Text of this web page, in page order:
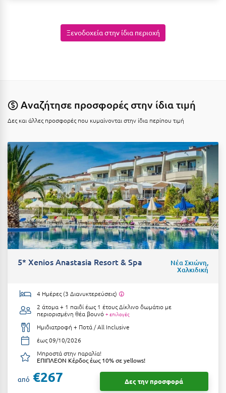
Κόρινθος
Κουρούτα Ηλείας
Κουφονήσια
Κρήτη
Κρουαζιέρες
Κύθηρα
Κυλλήνη
Κύμη Ευβοίας
Κως
Ξενοδοχεία στην ίδια περιοχή
Αναζήτησε προσφορές στην ίδια τιμή
Δες και άλλες προσφορές που κυμαίνονται στην ίδια περίπου τιμή
5* Xenios Anastasia Resort & Spa Νέα Σκιώνη,
Χαλκιδική
4 Ημέρες (3 Διανυκτερεύσεις)
2 άτομα + 1 παιδί έως 1 έτουςΔίκλινο δωμάτιο με
περιορισμένη θέα βουνό + επιλογές
Ημιδιατροφή + Ποτά / All Inclusive
έως 09/10/2026
Μπροστά στην παραλία!
ΕΠΙΠΛΕΟΝ Κέρδος έως 10% σε yellows!
από €267 Δες την προσφορά